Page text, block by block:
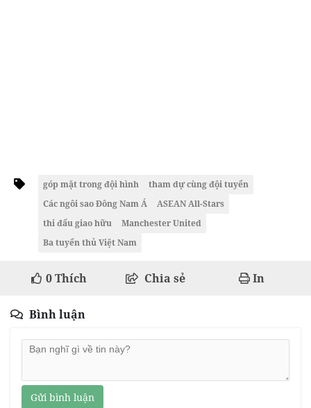
góp mặt trong đội hình
tham dự cùng đội tuyển
Các ngôi sao Đông Nam Á
ASEAN All-Stars
thi đấu giao hữu
Manchester United
Ba tuyển thủ Việt Nam
0Thích Chia sẻ In
Bình luận
Gửi bình luận